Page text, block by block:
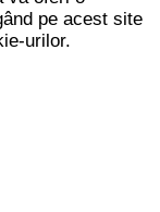
pe acest site
urilor.